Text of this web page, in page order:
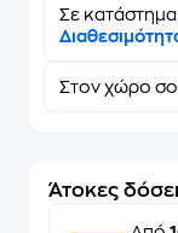
Σε
Στον χώρο
Άτοκες